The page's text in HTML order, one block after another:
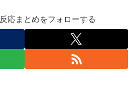
応まとめをフォローする